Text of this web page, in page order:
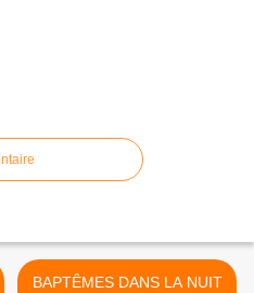
BAPTÊMES DANS LA NUIT